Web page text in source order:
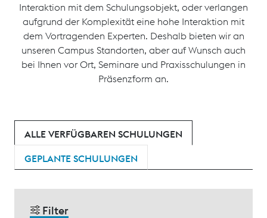
Interaktion mit dem Schulungsobjekt, oder verlangen
aufgrund der Komplexität eine hohe Interaktion mit
dem Vortragenden Experten. Deshalb bieten wir an
unseren Campus Standorten, aber auf Wunsch auch
bei Ihnen vor Ort, Seminare und Praxisschulungen in
Präsenzform an.
ALLE VERFÜGBAREN SCHULUNGEN
GEPLANTE SCHULUNGEN
Filter